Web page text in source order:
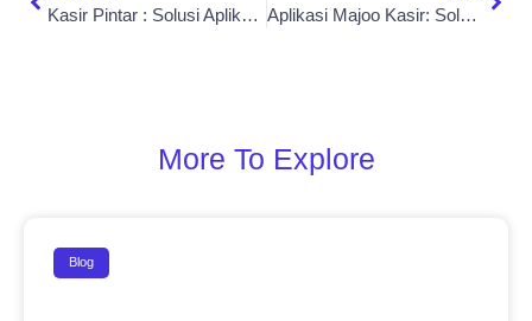
Kasir Pintar : Solusi Aplikasi Kasir Untuk Bisnis Anda
Aplikasi Majoo Kasir: Solusi POS Terlengkap Untuk Bisnis Anda
More To Explore
Blog